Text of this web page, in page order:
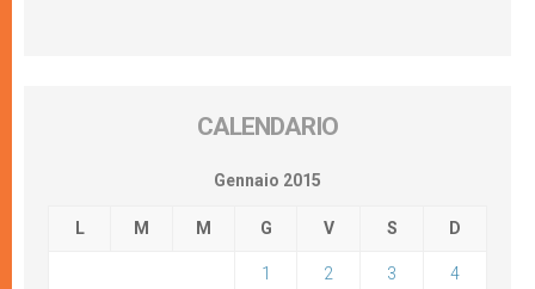
CALENDARIO
Gennaio 2015
L M M G V S D
1 2 3 4